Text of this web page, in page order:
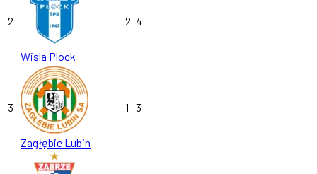
2
Wisla Plock
2 4
3
Zagłębie Lubin
1 3